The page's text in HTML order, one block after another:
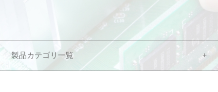
製品カテゴリ一覧